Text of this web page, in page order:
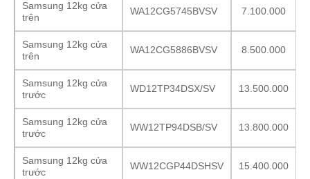
Samsung 12kg cửa
trên
WA12CG5745BVSV 7.100.000
Samsung 12kg cửa
trên
WA12CG5886BVSV 8.500.000
Samsung 12kg cửa
trước
WD12TP34DSX/SV 13.500.000
Samsung 12kg cửa
trước
WW12TP94DSB/SV 13.800.000
Samsung 12kg cửa
trước
WW12CGP44DSHSV 15.400.000